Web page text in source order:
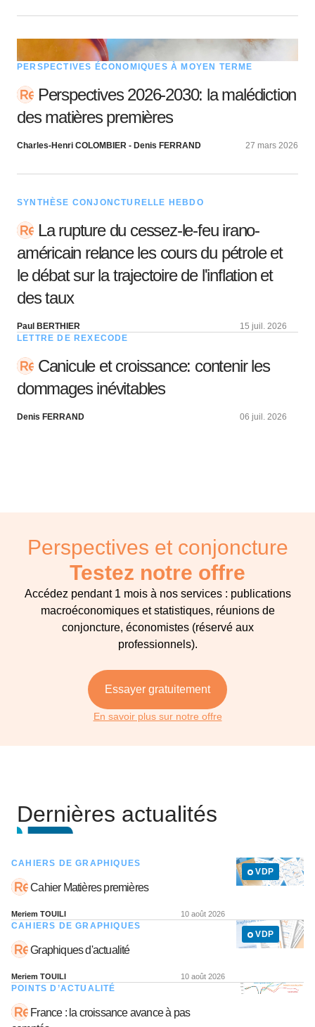
PERSPECTIVES ÉCONOMIQUES À MOYEN TERME
Perspectives 2026-2030: la malédiction
des matières premières
Charles-Henri COLOMBIER - Denis FERRAND 27 mars 2026
SYNTHÈSE CONJONCTURELLE HEBDO
La rupture du cessez-le-feu irano-
américain relance les cours du pétrole et
le débat sur la trajectoire de l'inflation et
des taux
Paul BERTHIER
15 juil. 2026
LETTRE DE REXECODE
Canicule et croissance: contenir les
dommages inévitables
Denis FERRAND 06 juil. 2026
Perspectives et conjoncture
Testez notre offre
Accédez pendant 1 mois à nos services : publications
macroéconomiques et statistiques, réunions de
conjoncture, économistes (réservé aux
professionnels).
Essayer gratuitement
En savoir plus sur notre offre
Dernières actualités
VDP
CAHIERS DE GRAPHIQUES
Cahier Matières premières
Meriem TOUILI 10 août 2026
VDP
CAHIERS DE GRAPHIQUES
Graphiques d'actualité
Meriem TOUILI 10 août 2026
POINTS D’ACTUALITÉ
France : la croissance avance à pas